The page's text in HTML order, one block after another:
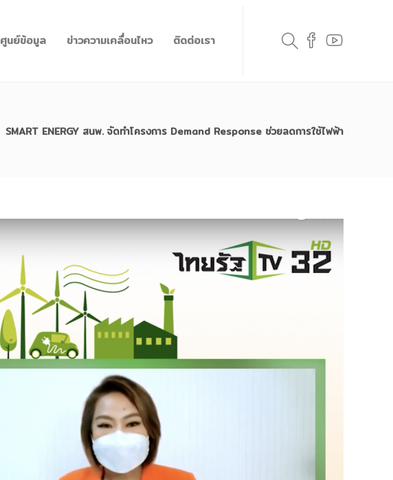
ศูนย์ข้อมูล ข่าวความเคลื่อนไหว ติดต่อเรา
SMART ENERGY สนพ. จัดทำโครงการ Demand Response ช่วยลดการใช้ไฟฟ้า